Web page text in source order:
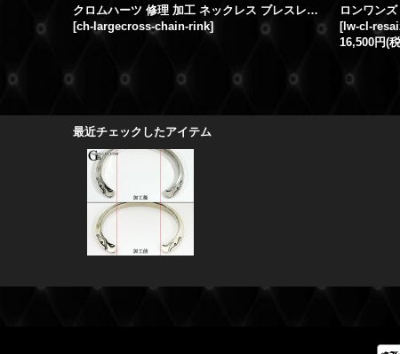
クロムハーツ 修理 加工 ネックレス ブレスレット チェーン ラージクロス ペンダント 取付
[ch-largecross-chain-rink]
[lw-cl-
16,500円(
最近チェックしたアイテム